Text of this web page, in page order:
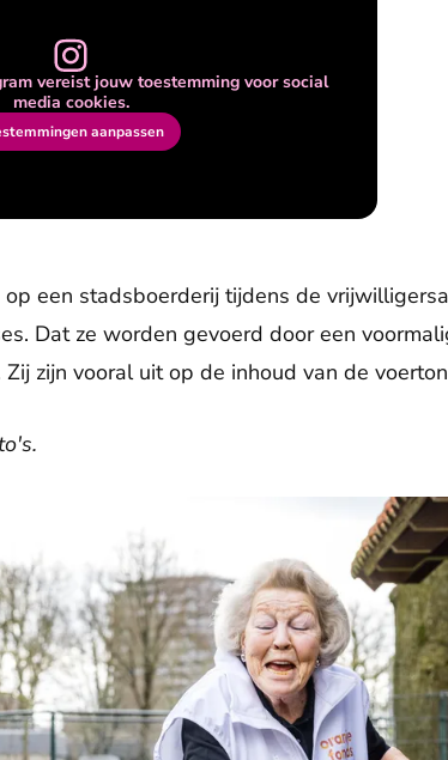
vereist jouw toestemming voor social
media cookies.
aanpassen
een stadsboerderij tijdens de
Dat ze worden gevoerd door een
zijn vooral uit op de inhoud van de